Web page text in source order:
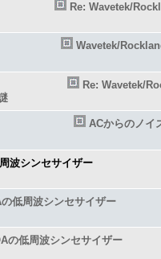
Re: Wavetek/
Wavetek/
Re: Wavetek/
ACからのノイ
波シンセサイザー
低周波シンセサイザー
の低周波シンセサイザー